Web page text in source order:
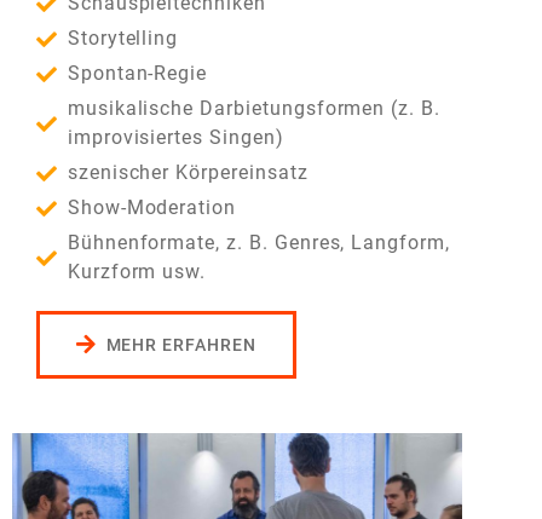
Storytelling
Spontan-Regie
musikalische Darbietungsformen (z. B.
improvisiertes Singen)
szenischer Körpereinsatz
Show-Moderation
Bühnenformate, z. B. Genres, Langform,
Kurzform usw.
MEHR ERFAHREN